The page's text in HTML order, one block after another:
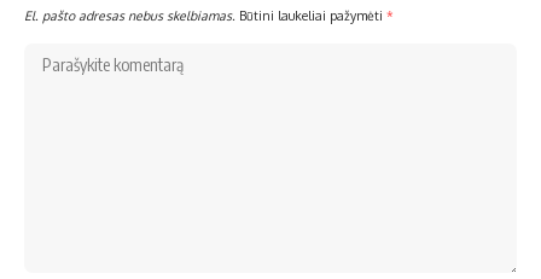
El. pašto adresas nebus skelbiamas. Būtini laukeliai pažymėti *